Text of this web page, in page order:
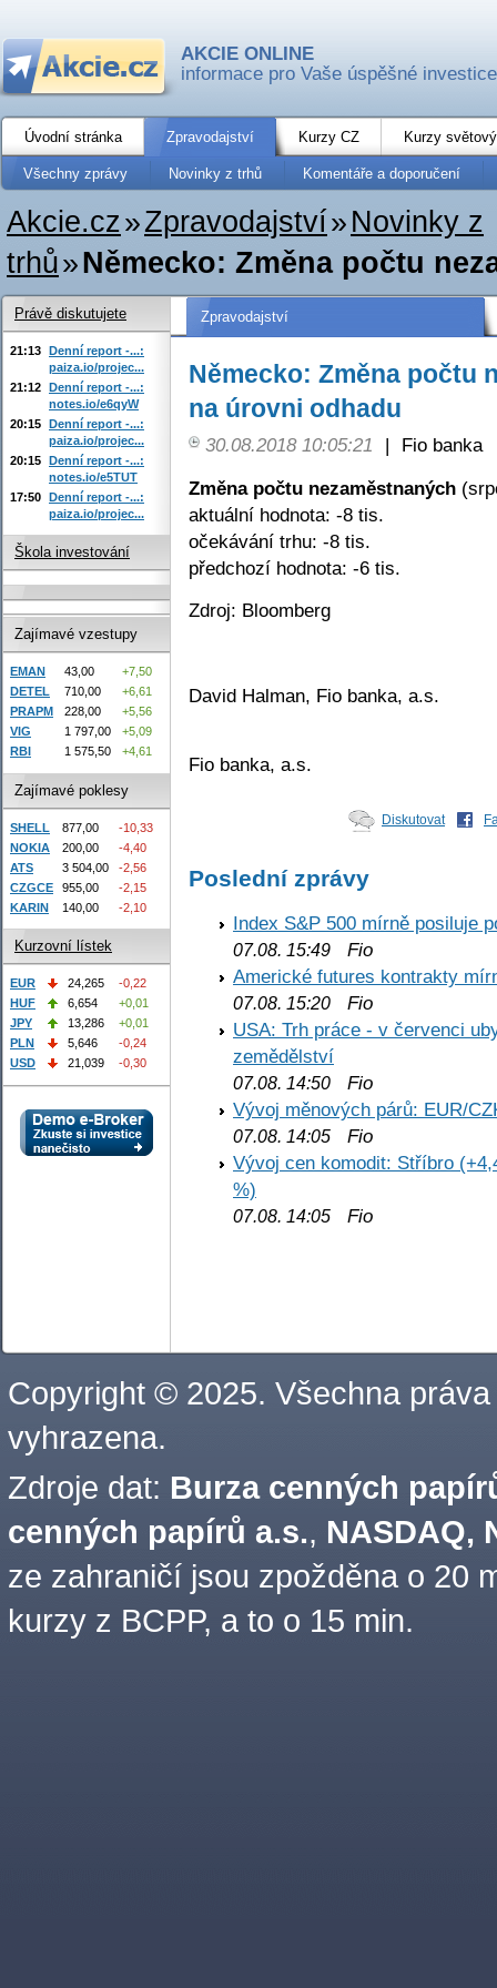
AKCIE ONLINE
informace pro Vaše úspěšné investice
Úvodní stránka Zpravodajství Kurzy CZ Kurzy
Všechny zprávy Novinky z trhů Komentáře a doporučení
Akcie.cz»Zpravodajství» Novinky z
trhů»Německo: Změna počtu
Zpravodajství
Německo: Změna počtu
na úrovni odhadu
30.08.2018 10:05:21 |
Fio banka
Změna počtu nezaměstnaných
aktuální hodnota: -8 tis.
očekávání trhu: -8 tis.
předchozí hodnota: -6 tis.
Zdroj: Bloomberg
David Halman, Fio banka, a.s.
Fio banka, a.s.
Diskutovat
Poslední zprávy
Index S&P 500 mírně posiluje
07.08. 15:49 Fio
Americké futures kontrakty
07.08. 15:20 Fio
USA: Trh práce - v červenci
zemědělství
07.08. 14:50 Fio
Vývoj měnových párů: EUR/
07.08. 14:05 Fio
Vývoj cen komodit: Stříbro
%)
07.08. 14:05 Fio
Právě diskutujete
21:13 Denní report -...:
paiza.io/projec...
21:12 Denní report -...:
notes.io/e6qyW
20:15 Denní report -...:
paiza.io/projec...
20:15 Denní report -...:
notes.io/e5TUT
17:50 Denní report -...:
paiza.io/projec...
Škola investování
Zajímavé vzestupy
EMAN 43,00
+7,50
DETEL
710,00
+6,61
PRAPM
228,00
+5,56
VIG
1 797,00
+5,09
RBI
1 575,50 +4,61
Zajímavé poklesy
SHELL 877,00
-10,33
NOKIA
200,00
-4,40
ATS
3 504,00
-2,56
CZGCE
955,00
-2,15
KARIN
140,00 -2,10
Kurzovní lístek
EUR 24,265
-0,22
HUF
6,654
+0,01
JPY
13,286
+0,01
PLN
5,646
-0,24
USD
21,039 -0,30
Copyright © 2025. Všechna práva
vyhrazena.
Zdroje dat: Burza cenných
cenných papírů a.s., NASDAQ,
ze zahraničí jsou zpožděna o 20
kurzy z BCPP, a to o 15 min.